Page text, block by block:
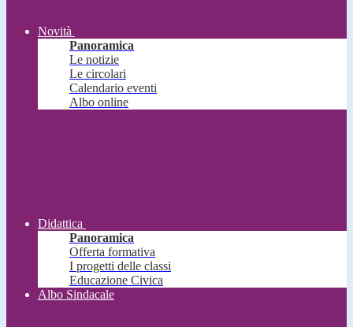
Novità
Panoramica
Le notizie
Le circolari
Calendario eventi
Albo online
Didattica
Panoramica
Offerta formativa
I progetti delle classi
Educazione Civica
Albo Sindacale